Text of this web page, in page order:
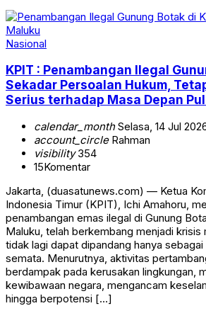
Nasional
KPIT : Penambangan Ilegal
Sekadar Persoalan Hukum,
Serius terhadap Masa Depan
calendar_monthSelasa, 14 Jul
account_circleRahman
visibility354
15Komentar
Jakarta, (duasatunews.com) — Ketua
Indonesia Timur (KPIT), Ichi Amahoru,
penambangan emas ilegal di Gunung
Maluku, telah berkembang menjadi krisis
tidak lagi dapat dipandang hanya
semata. Menurutnya, aktivitas
berdampak pada kerusakan lingkungan,
kewibawaan negara, mengancam
hingga berpotensi […]